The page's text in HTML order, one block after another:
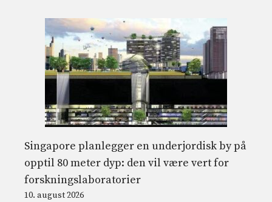
Singapore planlegger en underjordisk by på
opptil 80 meter dyp: den vil være vert for
forskningslaboratorier
10. august 2026